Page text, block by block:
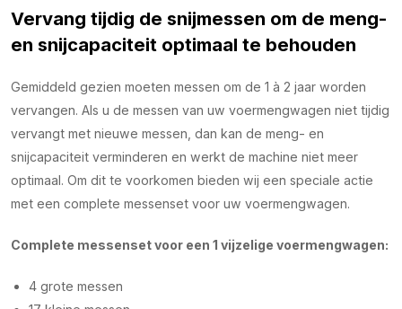
Vervang tijdig de snijmessen om de meng-
en snijcapaciteit optimaal te behouden
Gemiddeld gezien moeten messen om de 1 à 2 jaar worden
vervangen. Als u de messen van uw voermengwagen niet tijdig
vervangt met nieuwe messen, dan kan de meng- en
snijcapaciteit verminderen en werkt de machine niet meer
optimaal. Om dit te voorkomen bieden wij een speciale actie
met een complete messenset voor uw voermengwagen.
Complete messenset voor een 1 vijzelige voermengwagen:
4 grote messen